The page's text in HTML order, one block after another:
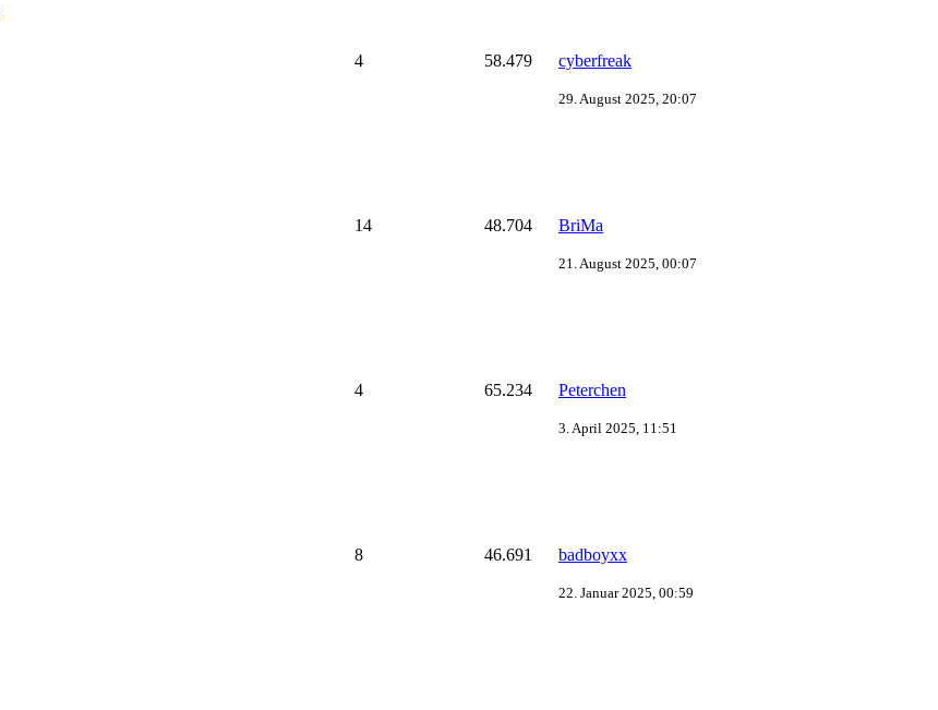
4 58.479 cyberfreak
29. August 2025, 20:07
14 48.704 BriMa
21. August 2025, 00:07
4 65.234 Peterchen
3. April 2025, 11:51
8 46.691 badboyxx
22. Januar 2025, 00:59